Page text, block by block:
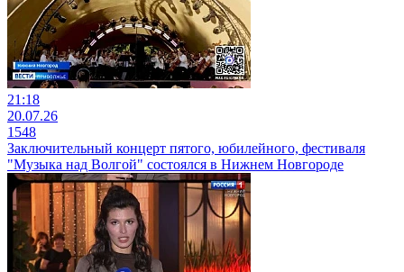
21:18
20.07.26
1548
Заключительный концерт пятого, юбилейного, фестиваля
"Музыка над Волгой" состоялся в Нижнем Новгороде